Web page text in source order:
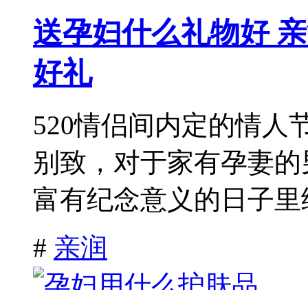
送孕妇什么礼物好
好礼
520情侣间内定的情人
别致，对于家有孕妻
富有纪念意义的日子里
# 亲润